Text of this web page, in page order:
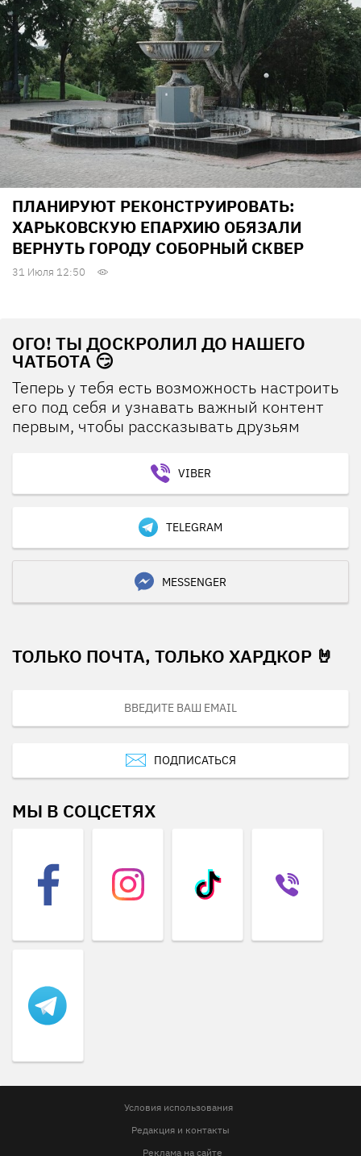
ПЛАНИРУЮТ РЕКОНСТРУИРОВАТЬ:
ХАРЬКОВСКУЮ ЕПАРХИЮ ОБЯЗАЛИ
ВЕРНУТЬ ГОРОДУ СОБОРНЫЙ СКВЕР
31 Июля 12:50
ОГО! ТЫ ДОСКРОЛИЛ ДО НАШЕГО
ЧАТБОТА 😏
Теперь у тебя есть возможность настроить
его под себя и узнавать важный контент
первым, чтобы рассказывать друзьям
VIBER
TELEGRAM
MESSENGER
ТОЛЬКО ПОЧТА, ТОЛЬКО ХАРДКОР 🤘
ПОДПИСАТЬСЯ
МЫ В СОЦСЕТЯХ
Условия использования
Редакция и контакты
Реклама на сайте